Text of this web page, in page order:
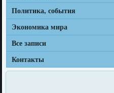
Политика, события
Экономика мира
Все записи
Контакты